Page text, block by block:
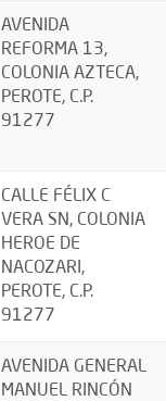
AVENIDA
REFORMA 13,
COLONIA AZTECA,
PEROTE, C.P.
91277
CALLE FÉLIX C
VERA SN, COLONIA
HEROE DE
NACOZARI,
PEROTE, C.P.
91277
AVENIDA GENERAL
MANUEL RINCÓN